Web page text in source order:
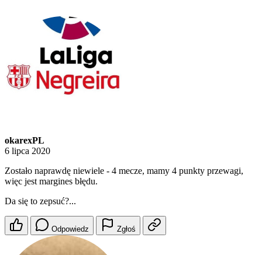
okarexPL
6 lipca 2020
Zostało naprawdę niewiele - 4 mecze, mamy 4 punkty przewagi,
więc jest margines błędu.
Da się to zepsuć?...
Odpowiedz Zgłoś